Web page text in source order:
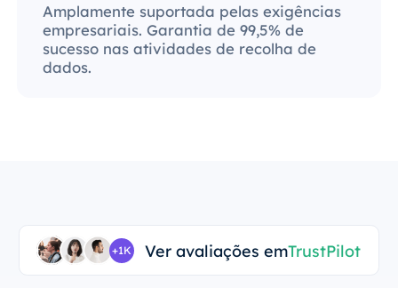
Amplamente suportada pelas exigências
empresariais. Garantia de 99,5% de
sucesso nas atividades de recolha de
dados.
+1K Ver avaliações emTrustPilot